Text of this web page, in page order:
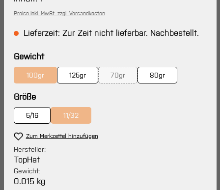
Preise inkl. MwSt. zzgl. Versandkosten
Lieferzeit: Zur Zeit nicht lieferbar. Nachbestellt.
Gewichtauswählen
100gr
(Diese Option ist zurzeit nicht verfügbar.)
125gr 70gr
(Diese Option ist zurzeit nicht
80gr
Größeauswählen
5/16 11/32
(Diese Option ist zurzeit nicht verfügbar.)
Zum Merkzettel hinzufügen
Hersteller:
TopHat
Gewicht:
0.015 kg